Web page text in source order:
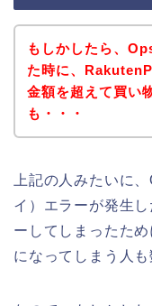
もしかしたら、
た時に、
金額を超えて買い
も・・・
上記の人みたいに
イ）エラーが発生
ーしてしまったた
になってしまう人